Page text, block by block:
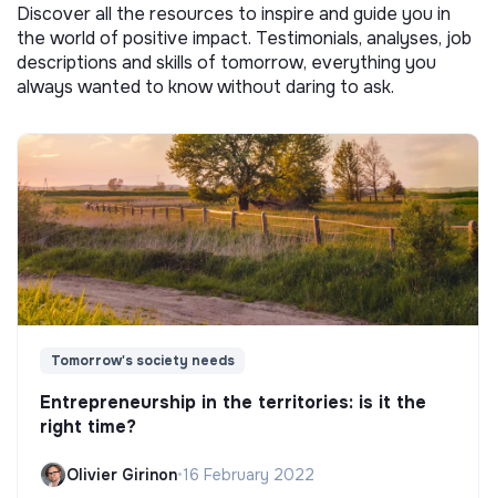
Discover all the resources to inspire and guide you in
the world of positive impact. Testimonials, analyses, job
descriptions and skills of tomorrow, everything you
always wanted to know without daring to ask.
Tomorrow's society needs
Entrepreneurship in the territories: is it the
right time?
Olivier Girinon•16 February 2022